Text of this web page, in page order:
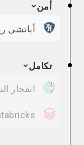
أمن
أباتشي
تكامل
انفجار